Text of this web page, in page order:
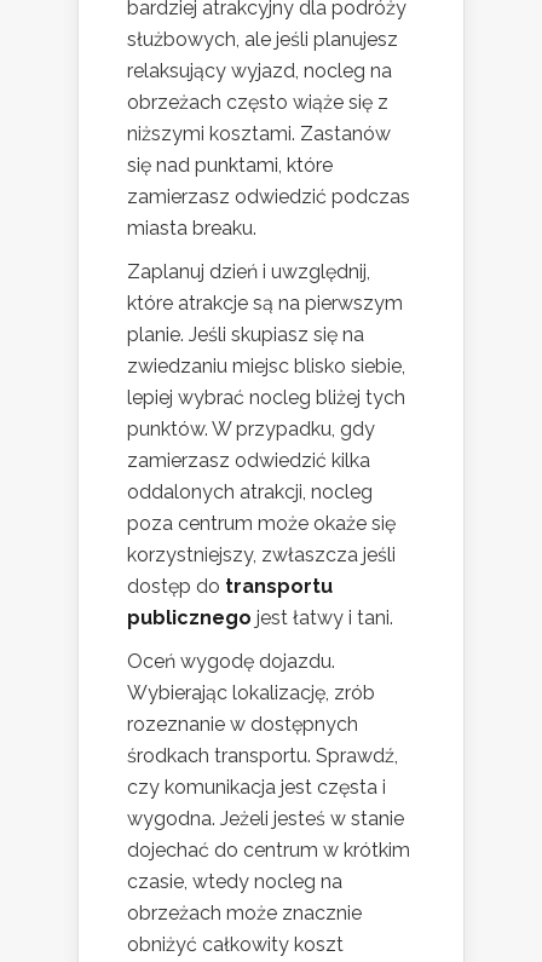
bardziej atrakcyjny dla podróży
służbowych, ale jeśli planujesz
relaksujący wyjazd, nocleg na
obrzeżach często wiąże się z
niższymi kosztami. Zastanów
się nad punktami, które
zamierzasz odwiedzić podczas
miasta breaku.
Zaplanuj dzień i uwzględnij,
które atrakcje są na pierwszym
planie. Jeśli skupiasz się na
zwiedzaniu miejsc blisko siebie,
lepiej wybrać nocleg bliżej tych
punktów. W przypadku, gdy
zamierzasz odwiedzić kilka
oddalonych atrakcji, nocleg
poza centrum może okaże się
korzystniejszy, zwłaszcza jeśli
dostęp do transportu
publicznego jest łatwy i tani.
Oceń wygodę dojazdu.
Wybierając lokalizację, zrób
rozeznanie w dostępnych
środkach transportu. Sprawdź,
czy komunikacja jest częsta i
wygodna. Jeżeli jesteś w stanie
dojechać do centrum w krótkim
czasie, wtedy nocleg na
obrzeżach może znacznie
obniżyć całkowity koszt